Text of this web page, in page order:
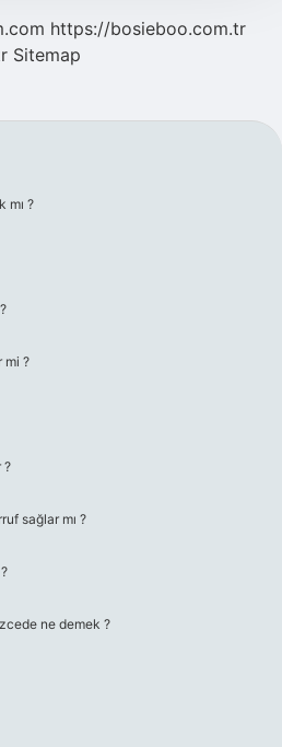
https://bosieboo.com.tr
Sitemap
mı ?
mi ?
?
sağlar mı ?
ne demek ?